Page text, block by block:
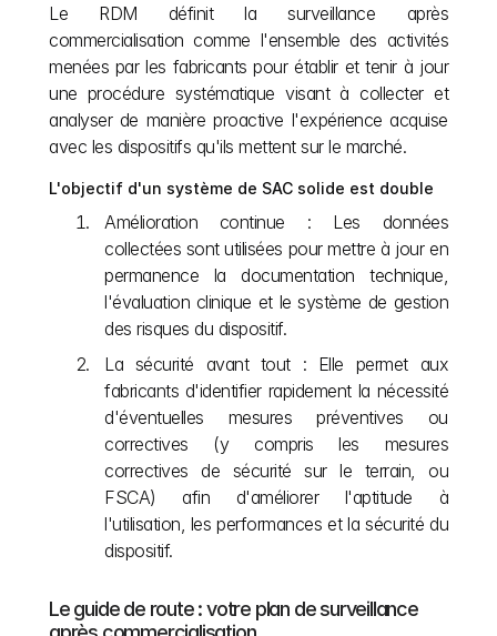
Le RDM définit la surveillance après
commercialisation comme l'ensemble des activités
menées par les fabricants pour établir et tenir à jour
une procédure systématique visant à collecter et
analyser de manière proactive l'expérience acquise
avec les dispositifs qu'ils mettent sur le marché.
L'objectif d'un système de SAC solide est double
Amélioration continue : Les données
collectées sont utilisées pour mettre à jour en
permanence la documentation technique,
l'évaluation clinique et le système de gestion
des risques du dispositif.
La sécurité avant tout : Elle permet aux
fabricants d'identifier rapidement la nécessité
d'éventuelles mesures préventives ou
correctives (y compris les mesures
correctives de sécurité sur le terrain, ou
FSCA) afin d'améliorer l'aptitude à
l'utilisation, les performances et la sécurité du
dispositif.
Le guide de route : votre plan de surveillance